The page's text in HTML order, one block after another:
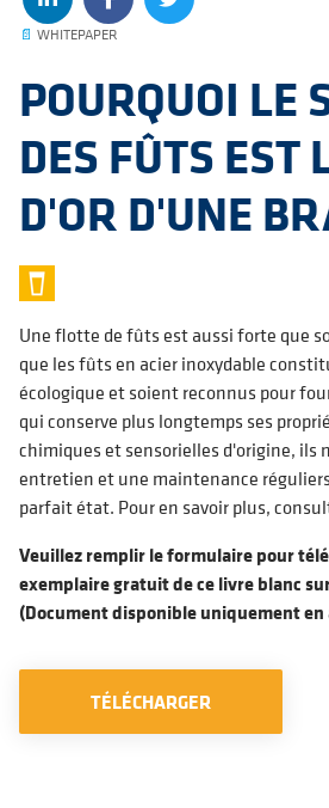
📄 WHITEPAPER
POURQUOI LE
DES FÛTS EST
D'OR D'UNE
Une flotte de fûts est aussi forte que
que les fûts en acier inoxydable
écologique et soient reconnus pour
qui conserve plus longtemps ses
chimiques et sensorielles d'origine, ils
entretien et une maintenance
parfait état. Pour en savoir plus,
Veuillez remplir le formulaire pour
exemplaire gratuit de ce livre blanc
(Document disponible uniquement en
TÉLÉCHARGER